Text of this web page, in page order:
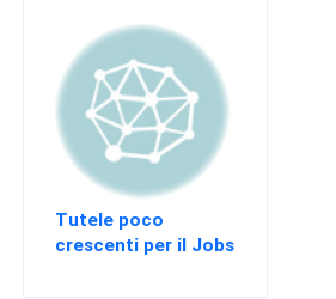
2016-2019
Tutele poco
crescenti per il Jobs